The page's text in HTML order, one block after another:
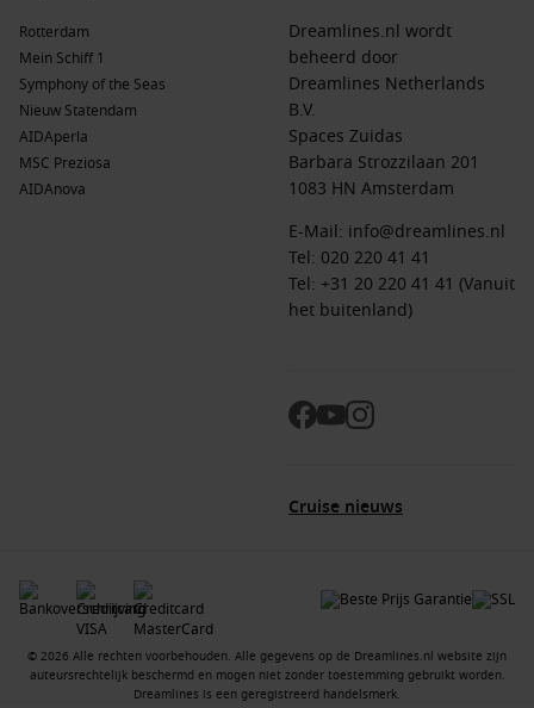
Rotterdam
Mein Schiff 1
Symphony of the Seas
Nieuw Statendam
AIDAperla
MSC Preziosa
AIDAnova
Dreamlines.nl wordt
beheerd door
Dreamlines Netherlands
B.V.
Spaces Zuidas
Barbara Strozzilaan 201
1083 HN Amsterdam
E-Mail: info@dreamlines.nl
Tel: 020 220 41 41
Tel: +31 20 220 41 41 (Vanuit
het buitenland)
Cruise nieuws
© 2026 Alle rechten voorbehouden. Alle gegevens op de Dreamlines.nl website zijn
auteursrechtelijk beschermd en mogen niet zonder toestemming gebruikt worden.
Dreamlines is een geregistreerd handelsmerk.